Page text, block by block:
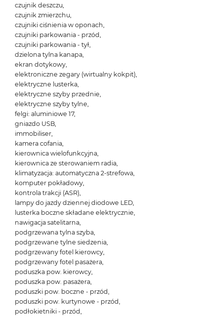
czujnik deszczu,
czujnik zmierzchu,
czujniki ciśnienia w oponach,
czujniki parkowania - przód,
czujniki parkowania - tył,
dzielona tylna kanapa,
ekran dotykowy,
elektroniczne zegary (wirtualny kokpit),
elektryczne lusterka,
elektryczne szyby przednie,
elektryczne szyby tylne,
felgi: aluminiowe 17,
gniazdo USB,
immobiliser,
kamera cofania,
kierownica wielofunkcyjna,
kierownica ze sterowaniem radia,
klimatyzacja: automatyczna 2-strefowa,
komputer pokładowy,
kontrola trakcji (ASR),
lampy do jazdy dziennej diodowe LED,
lusterka boczne składane elektrycznie,
nawigacja satelitarna,
podgrzewana tylna szyba,
podgrzewane tylne siedzenia,
podgrzewany fotel kierowcy,
podgrzewany fotel pasażera,
poduszka pow. kierowcy,
poduszka pow. pasażera,
poduszki pow. boczne - przód,
poduszki pow. kurtynowe - przód,
podłokietniki - przód,